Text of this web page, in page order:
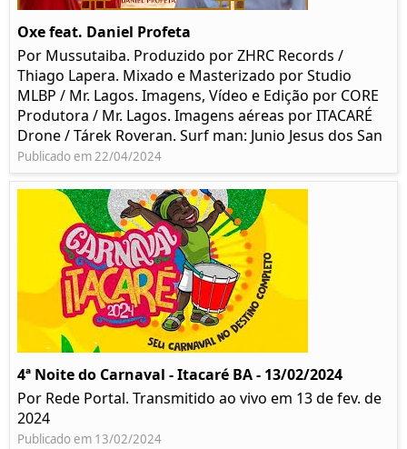
Oxe feat. Daniel Profeta
Por Mussutaiba. Produzido por ZHRC Records /
Thiago Lapera. Mixado e Masterizado por Studio
MLBP / Mr. Lagos. Imagens, Vídeo e Edição por CORE
Produtora / Mr. Lagos. Imagens aéreas por ITACARÉ
Drone / Tárek Roveran. Surf man: Junio Jesus dos San
Publicado em 22/04/2024
4ª Noite do Carnaval - Itacaré BA - 13/02/2024
Por Rede Portal. Transmitido ao vivo em 13 de fev. de
2024
Publicado em 13/02/2024